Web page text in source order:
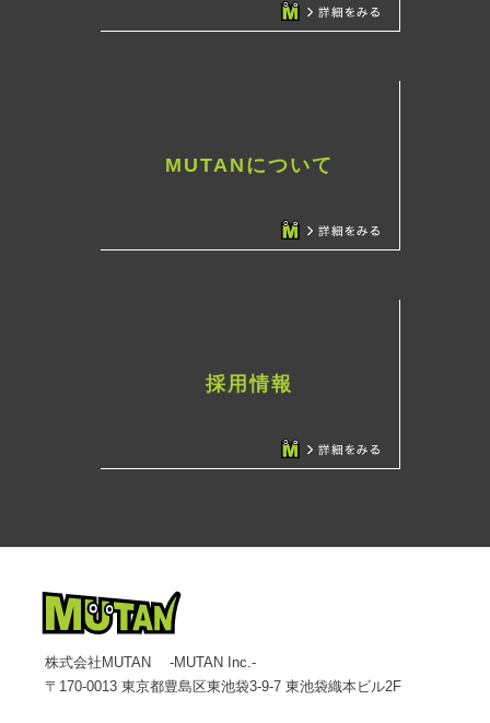
MUTANについて
採用情報
株式会社MUTAN -MUTAN Inc.-
〒170-0013 東京都豊島区東池袋3-9-7 東池袋織本ビル2F